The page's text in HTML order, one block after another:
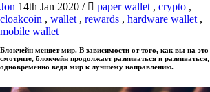
Jon 14th Jan 2020 / paper wallet , crypto ,
cloakcoin , wallet , rewards , hardware wallet ,
mobile wallet
Блокчейн меняет мир. В зависимости от того, как вы на это
смотрите, блокчейн продолжает развиваться и развиваться,
одновременно ведя мир к лучшему направлению.